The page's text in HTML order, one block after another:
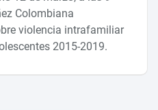
Colombiana
violencia intrafamiliar
2015-2019.